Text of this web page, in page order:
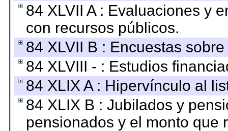
84 XLVII A : Evaluaciones y
con recursos públicos.
84 XLVII B : Encuestas
84 XLVIII - : Estudios
84 XLIX A : Hipervínculo al
84 XLIX B : Jubilados y
pensionados y el monto que